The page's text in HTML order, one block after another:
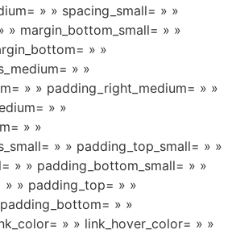
» » spacing_small= » »
» margin_bottom_small= » »
» »
» »
» » padding_right_medium= » »
» »
» »
» » padding_top_small= » »
» » padding_bottom_small= » »
» » padding_top= » »
» »
» » link_hover_color= » »